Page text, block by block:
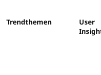
Trendthemen
User